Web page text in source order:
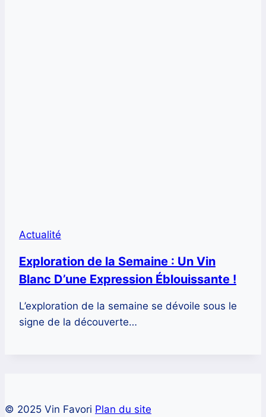
Actualité
Exploration de la Semaine : Un Vin
Blanc D’une Expression Éblouissante !
L’exploration de la semaine se dévoile sous le
signe de la découverte…
© 2025 Vin Favori Plan du site